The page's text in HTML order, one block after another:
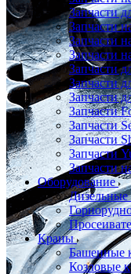
Запчасти
Запчасти
Запчасти
Запчасти
Запчасти
Запчасти
Запчасти
Запчасти
Запчасти
Запчасти
Запчасти
Запчасти
Оборудование
Дизельные
Краны
Башенные
Козловые